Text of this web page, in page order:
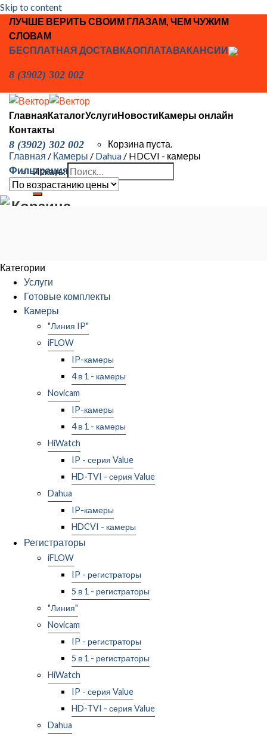
Skip to content
ЛУЧШЕ ВЕРИТЬ СВОИМ ГЛАЗАМ, ЧЕМ ЧУЖИМ
СЛОВАМ
БЕСПЛАТНАЯ ДОСТАВКАОПЛАТАВАКАНСИИ
8 (3902) 302 002
ГлавнаяКаталогУслугиНовостиКамеры онлайн
Контакты
8 (3902) 302 002 Корзина пуста.
Искать:
Корзина
Главная / Камеры / Dahua / HDCVI - камеры
Фильтрация
Категории
Услуги
Готовые комплекты
Камеры
"Линия IP"
iFLOW
IP-камеры
4 в 1 - камеры
Novicam
IP-камеры
4 в 1 - камеры
HiWatch
IP - серия Value
HD-TVI - серия Value
Dahua
IP-камеры
HDCVI - камеры
Регистраторы
iFLOW
IP - регистраторы
5 в 1 - регистраторы
"Линия"
Novicam
IP - регистраторы
5 в 1 - регистраторы
HiWatch
IP - серия Value
HD-TVI - серия Value
Dahua